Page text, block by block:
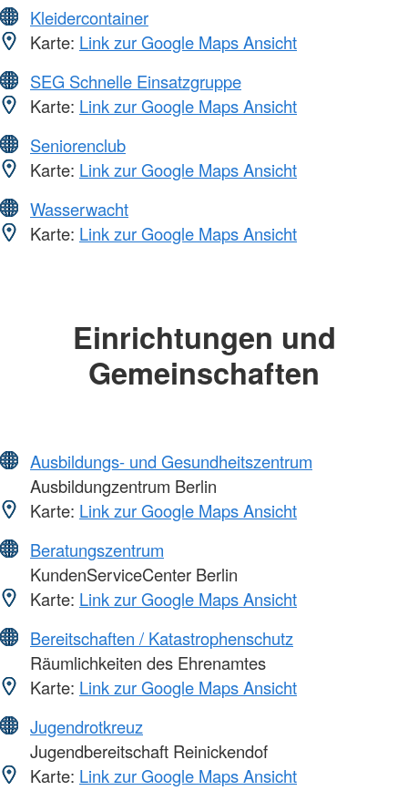
Kleidercontainer
Karte: Link zur Google Maps Ansicht
SEG Schnelle Einsatzgruppe
Karte: Link zur Google Maps Ansicht
Seniorenclub
Karte: Link zur Google Maps Ansicht
Wasserwacht
Karte: Link zur Google Maps Ansicht
Einrichtungen und
Gemeinschaften
Ausbildungs- und Gesundheitszentrum
Ausbildungzentrum Berlin
Karte: Link zur Google Maps Ansicht
Beratungszentrum
KundenServiceCenter Berlin
Karte: Link zur Google Maps Ansicht
Bereitschaften / Katastrophenschutz
Räumlichkeiten des Ehrenamtes
Karte: Link zur Google Maps Ansicht
Jugendrotkreuz
Jugendbereitschaft Reinickendof
Karte: Link zur Google Maps Ansicht